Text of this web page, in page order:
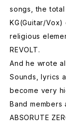
songs, the
KG(Guitar/
religious
REVOLT.
And he wrote
Sounds, lyrics
become very
Band members
ABSORUTE